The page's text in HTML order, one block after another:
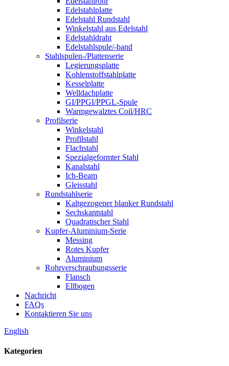
Edelstahlplatte
Edelstahl Rundstahl
Winkelstahl aus Edelstahl
Edelstahldraht
Edelstahlspule/-band
Stahlspulen-/Plattenserie
Legierungsplatte
Kohlenstoffstahlplatte
Kesselplatte
Welldachplatte
GI/PPGI/PPGL-Spule
Warmgewalztes Coil/HRC
Profilserie
Winkelstahl
Profilstahl
Flachstahl
Spezialgeformter Stahl
Kanalstahl
Ich-Beam
Gleisstahl
Rundstahlserie
Kaltgezogener blanker Rundstahl
Sechskantstahl
Quadratischer Stahl
Kupfer-Aluminium-Serie
Messing
Rotes Kupfer
Aluminium
Rohrverschraubungsserie
Flansch
Ellbogen
Nachricht
FAQs
Kontaktieren Sie uns
English
Kategorien